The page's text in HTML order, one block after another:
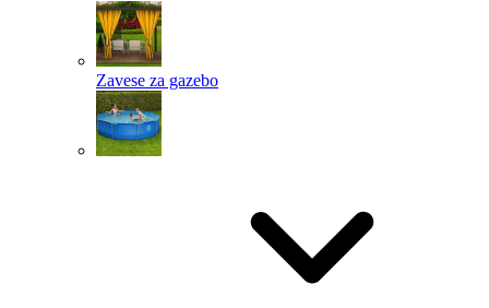
Zavese za gazebo